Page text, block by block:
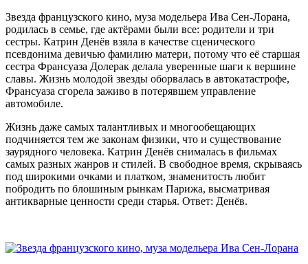
Звезда французского кино, муза модельера Ива Сен-Лорана,
родилась в семье, где актёрами были все: родители и три
сестры. Катрин Денёв взяла в качестве сценического
псевдонима девичью фамилию матери, потому что её старшая
сестра Франсуаза Долерак делала уверенные шаги к вершине
славы. Жизнь молодой звезды оборвалась в автокатастрофе,
Франсуаза сгорела заживо в потерявшем управление
автомобиле.
Жизнь даже самых талантливых и многообещающих
подчиняется тем же законам физики, что и существование
заурядного человека. Катрин Денёв снималась в фильмах
самых разных жанров и стилей. В свободное время, скрываясь
под широкими очками и платком, знаменитость любит
побродить по блошиным рынкам Парижа, высматривая
антикварные ценности среди старья. Ответ: Денёв.